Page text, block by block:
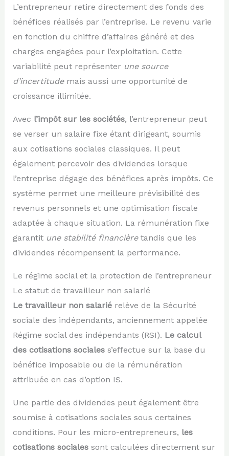
L’entrepreneur retire directement des fonds des
bénéfices réalisés par l’entreprise. Le revenu varie
en fonction du chiffre d’affaires généré et des
charges engagées pour l’exploitation. Cette
variabilité peut représenter une source
d’incertitudemais aussi une opportunité de
croissance illimitée.
Avec l’impôt sur les sociétés, l’entrepreneur peut
se verser un salaire fixe étant dirigeant, soumis
aux cotisations sociales classiques. Il peut
également percevoir des dividendes lorsque
l’entreprise dégage des bénéfices après impôts. Ce
système permet une meilleure prévisibilité des
revenus personnels et une optimisation fiscale
adaptée à chaque situation. La rémunération fixe
garantit une stabilité financièretandis que les
dividendes récompensent la performance.
Le régime social et la protection de l’entrepreneur
Le statut de travailleur non salarié
Le travailleur non salariérelève de la Sécurité
sociale des indépendants, anciennement appelée
Régime social des indépendants (RSI). Le calcul
des cotisations socialess’effectue sur la base du
bénéfice imposable ou de la rémunération
attribuée en cas d’option IS.
Une partie des dividendes peut également être
soumise à cotisations sociales sous certaines
conditions. Pour les micro-entrepreneurs, les
cotisations socialessont calculées directement sur